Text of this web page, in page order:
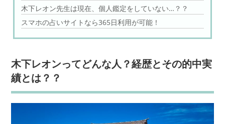
木下レオン先生は現在、個人鑑定をしていない…？？
スマホの占いサイトなら365日利用が可能！
木下レオンってどんな人？経歴とその的中実
績とは？？